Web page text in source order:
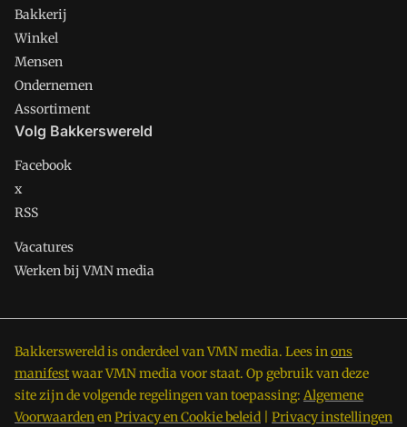
Bakkerij
Winkel
Mensen
Ondernemen
Assortiment
Volg Bakkerswereld
Facebook
x
RSS
Vacatures
Werken bij VMN media
Bakkerswereld is onderdeel van VMN media. Lees inons
manifestwaar VMN media voor staat. Op gebruik van deze
site zijn de volgende regelingen van toepassing: Algemene
VoorwaardenenPrivacy en Cookie beleid Privacy instellingen